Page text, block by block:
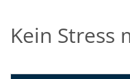
Kein Stress